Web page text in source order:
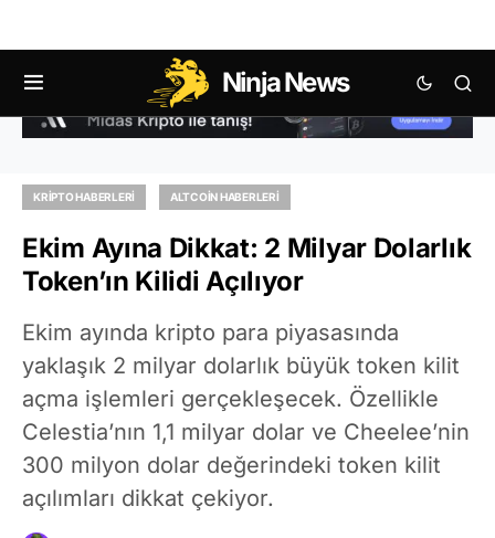
Ninja News
KRIPTO HABERLERI ALTCOIN HABERLERI
Ekim Ayına Dikkat: 2 Milyar Dolarlık
Token’ın Kilidi Açılıyor
Ekim ayında kripto para piyasasında
yaklaşık 2 milyar dolarlık büyük token kilit
açma işlemleri gerçekleşecek. Özellikle
Celestia’nın 1,1 milyar dolar ve Cheelee’nin
300 milyon dolar değerindeki token kilit
açılımları dikkat çekiyor.